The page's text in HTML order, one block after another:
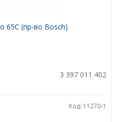
65C (пр-во Bosch)
3 397 011 402
Код: 11270-1